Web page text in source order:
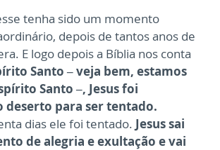
tenha sido um momento
depois de tantos anos de
E logo depois a Bíblia nos conta
Santo – veja bem, estamos
Santo –, Jesus foi
deserto para ser tentado.
dias ele foi tentado. Jesus sai
de alegria e exultação e vai